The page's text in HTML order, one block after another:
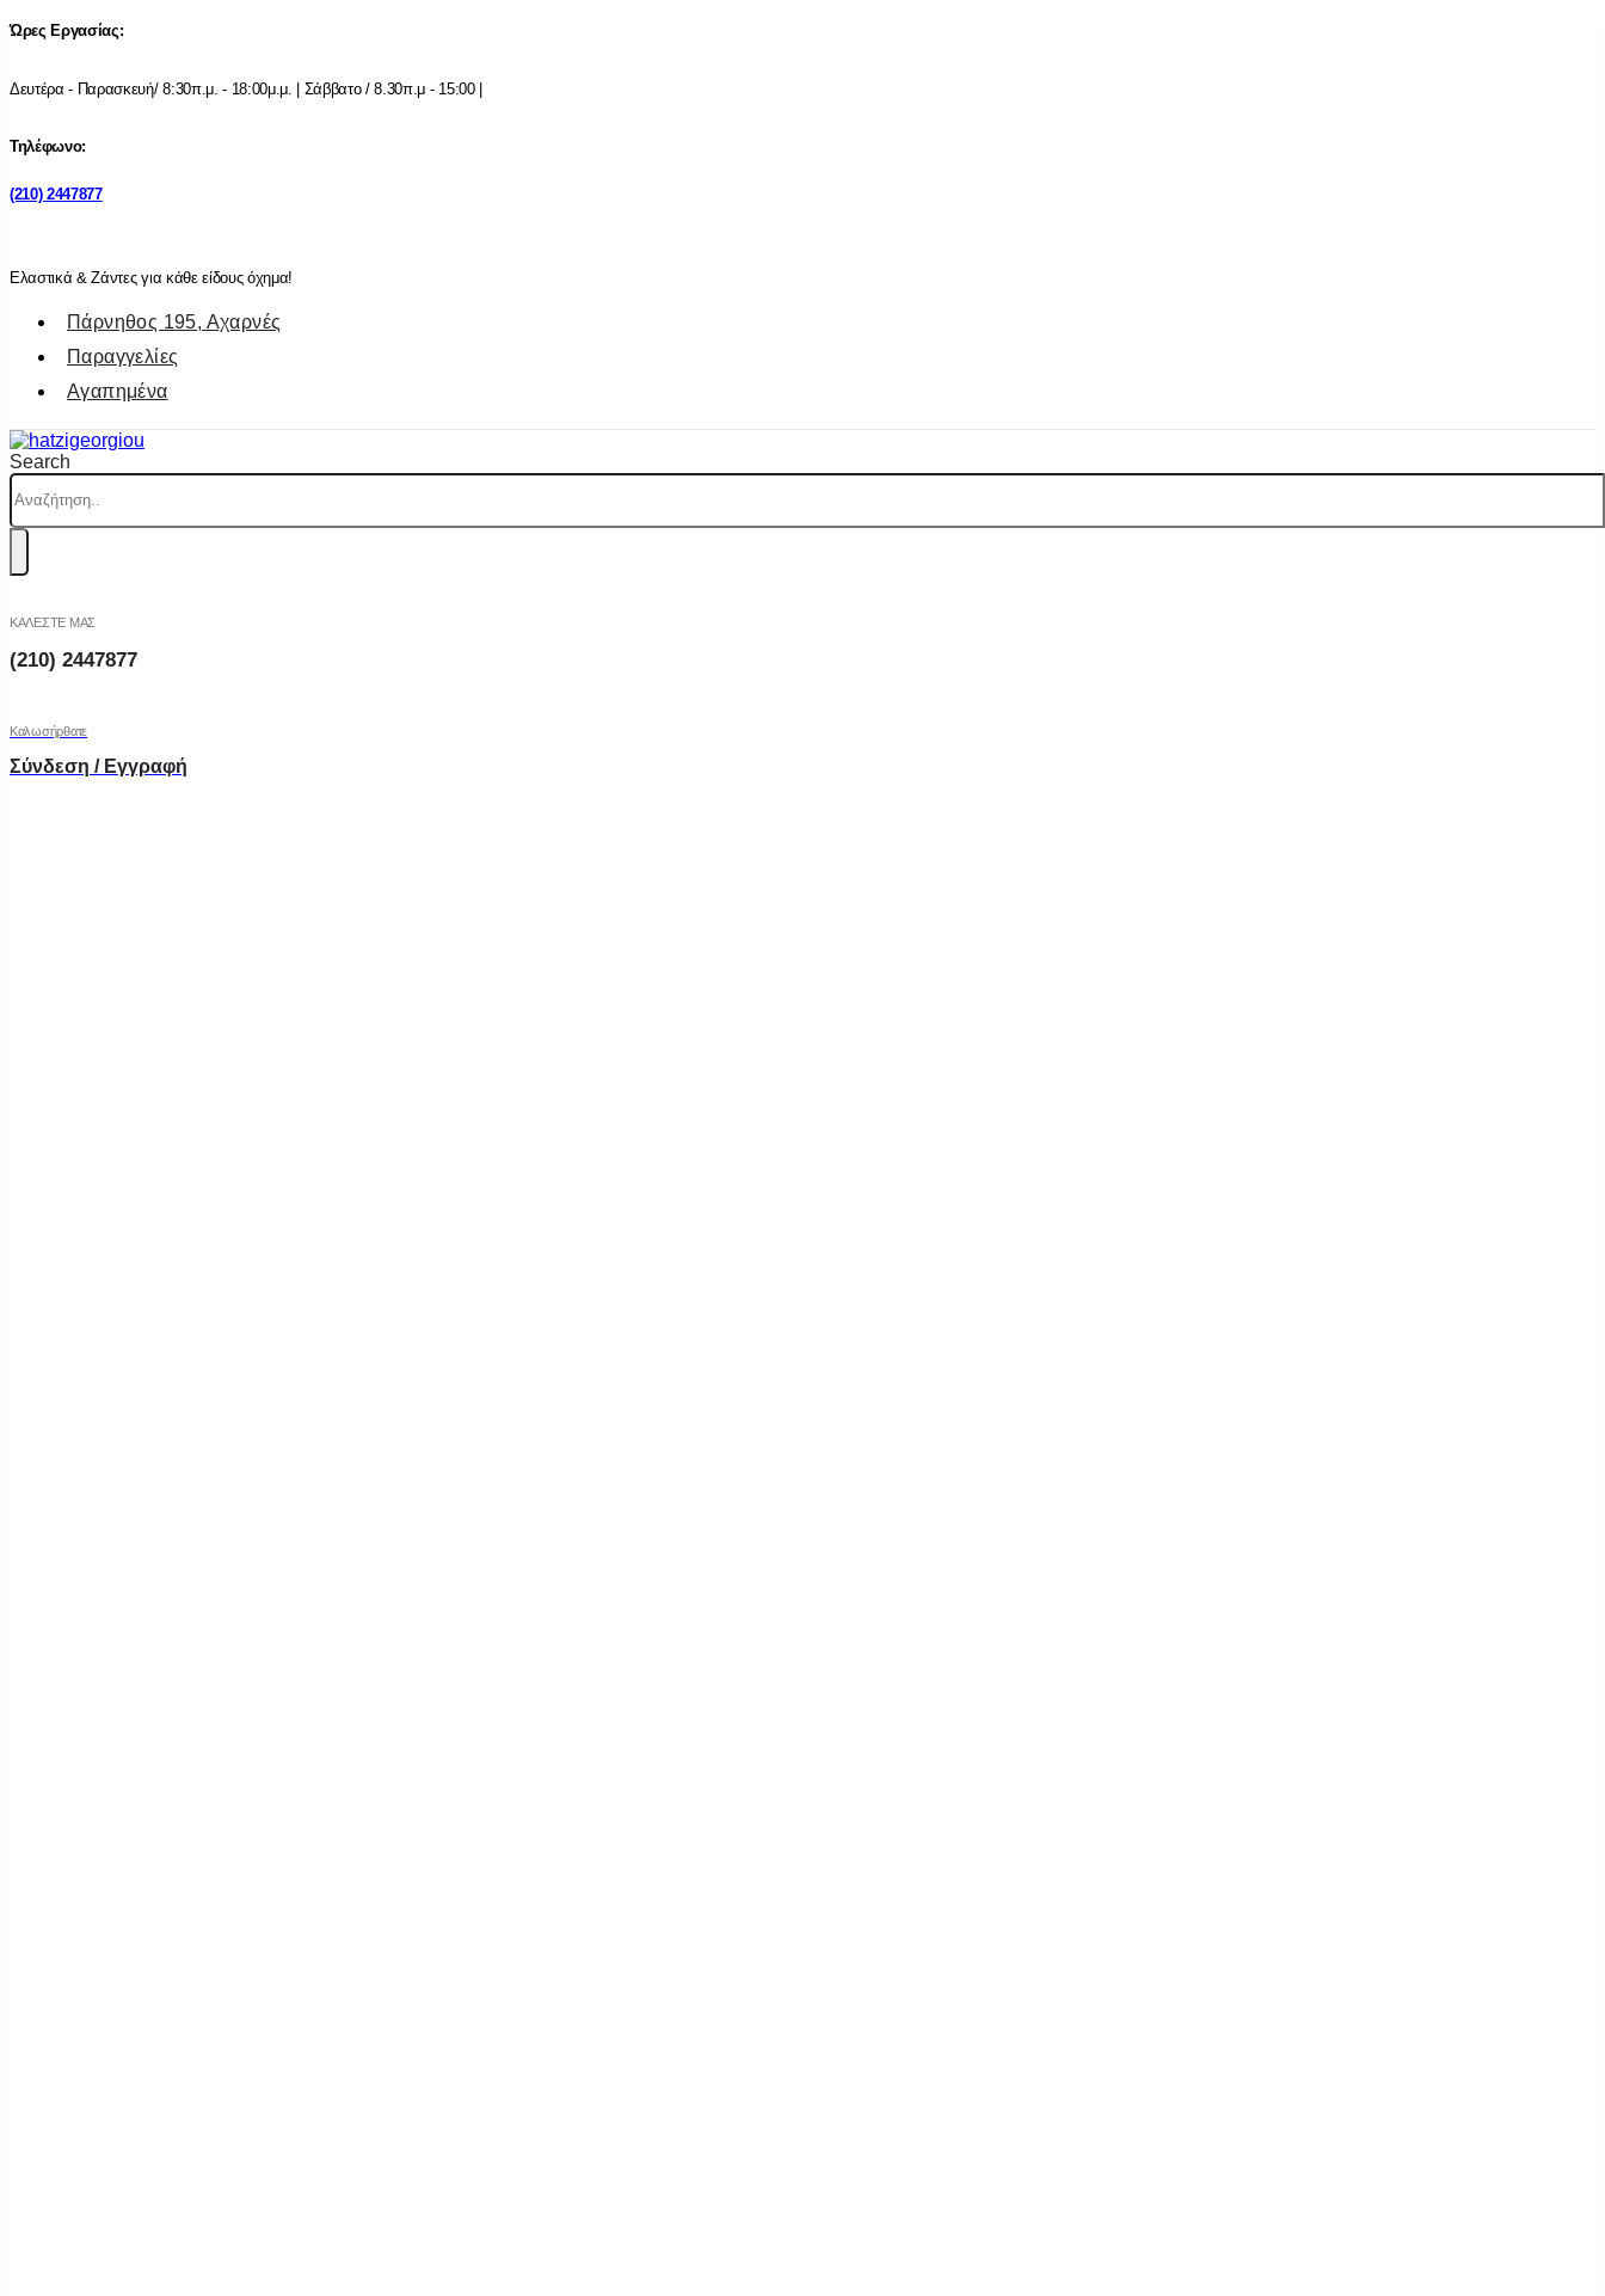
Ώρες Εργασίας:
Δευτέρα - Παρασκευή/ 8:30π.μ. - 18:00μ.μ. | Σάββατο / 8.30π.μ - 15:00 |
Τηλέφωνο:
(210) 2447877
Ελαστικά & Ζάντες για κάθε είδους όχημα!
Πάρνηθος 195, Αχαρνές
Παραγγελίες
Αγαπημένα
Search
ΚΑΛΕΣΤΕ ΜΑΣ
(210) 2447877
Καλωσήρθατε
Σύνδεση / Εγγραφή